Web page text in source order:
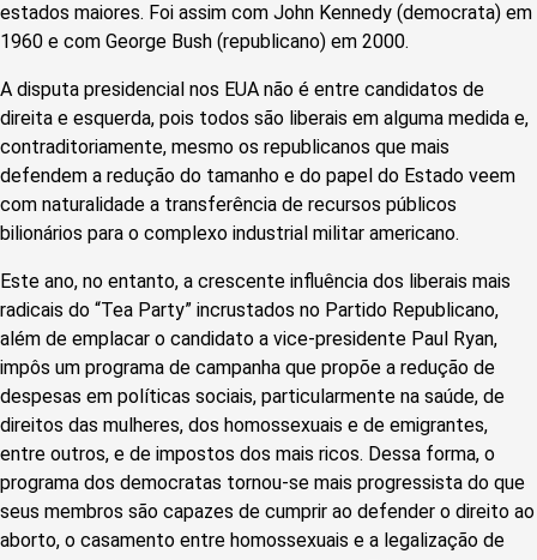
estados maiores. Foi assim com John Kennedy (democrata) em
1960 e com George Bush (republicano) em 2000.
A disputa presidencial nos EUA não é entre candidatos de
direita e esquerda, pois todos são liberais em alguma medida e,
contraditoriamente, mesmo os republicanos que mais
defendem a redução do tamanho e do papel do Estado veem
com naturalidade a transferência de recursos públicos
bilionários para o complexo industrial militar americano.
Este ano, no entanto, a crescente influência dos liberais mais
radicais do “Tea Party” incrustados no Partido Republicano,
além de emplacar o candidato a vice-presidente Paul Ryan,
impôs um programa de campanha que propõe a redução de
despesas em políticas sociais, particularmente na saúde, de
direitos das mulheres, dos homossexuais e de emigrantes,
entre outros, e de impostos dos mais ricos. Dessa forma, o
programa dos democratas tornou-se mais progressista do que
seus membros são capazes de cumprir ao defender o direito ao
aborto, o casamento entre homossexuais e a legalização de